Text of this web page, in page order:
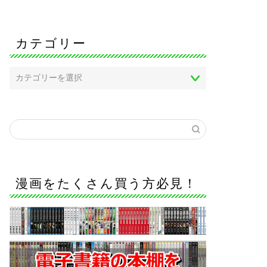
カテゴリー
漫画をたくさん買う方必見！